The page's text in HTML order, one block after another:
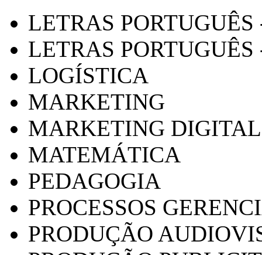
LETRAS
LETRAS PORTUGUÊS
LOGÍSTICA
MARKETING
MARKETING DIGITAL
MATEMÁTICA
PEDAGOGIA
PROCESSOS
PRODUÇÃO